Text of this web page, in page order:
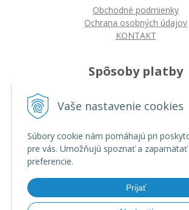
Vaše nastavenie cookies
Súbory cookie nám pomáhajú pri
pre vás. Umožňujú spoznať a zapamätať
preferencie.
Prijať
Obchodné podmienky
Ochrana osobných údajov
KONTAKT
Spôsoby platby
Platba bankovým prevodom
Ako nakupovať
Autorizované servisy